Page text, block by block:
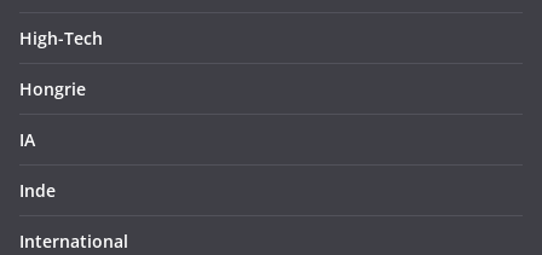
High-Tech
Hongrie
IA
Inde
International